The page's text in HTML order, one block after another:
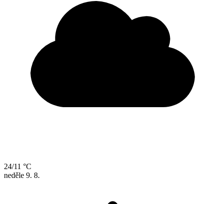
24/11 °C
neděle 9. 8.